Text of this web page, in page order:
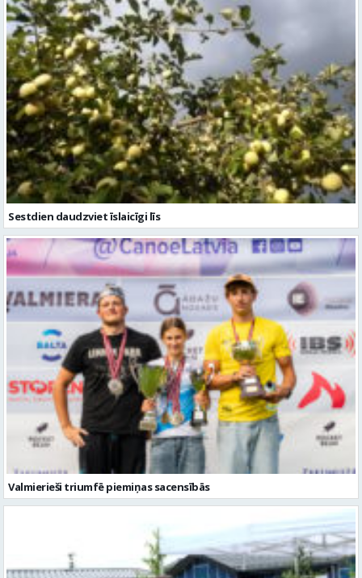
Sestdien daudzviet īslaicīgi līs
Valmierieši triumfē piemiņas sacensībās